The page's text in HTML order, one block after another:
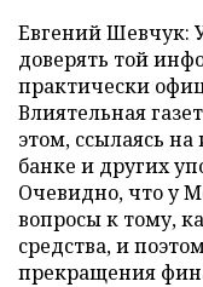
Евгений Шевчук:
доверять той
практически
Влиятельная
этом, ссылаясь
банке и других
Очевидно, что у
вопросы к тому,
средства, и
прекращения